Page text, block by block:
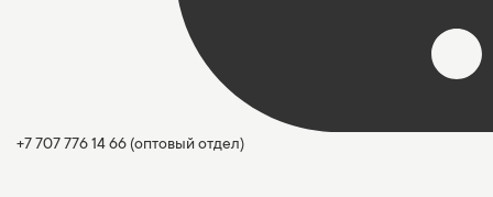
+7 707 776 14 66 (оптовый отдел)